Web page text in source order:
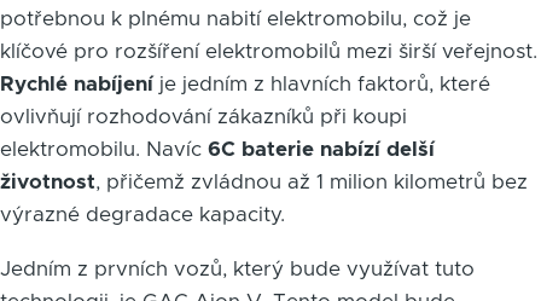
potřebnou k plnému nabití elektromobilu, což je
klíčové pro rozšíření elektromobilů mezi širší veřejnost.
Rychlé nabíjení je jedním z hlavních faktorů, které
ovlivňují rozhodování zákazníků při koupi
elektromobilu. Navíc 6C baterie nabízí delší
životnost, přičemž zvládnou až 1 milion kilometrů bez
výrazné degradace kapacity.
Jedním z prvních vozů, který bude využívat tuto